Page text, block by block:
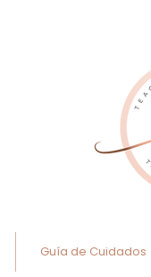
Guía de Cuidados